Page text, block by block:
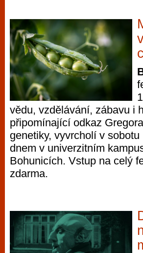
vědu, vzdělávání, zábavu i
připomínající odkaz
genetiky, vyvrcholí v
dnem v univerzitním
Bohunicích. Vstup na celý
zdarma.